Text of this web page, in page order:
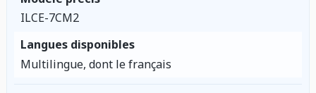
ILCE-7CM2
Langues disponibles
Multilingue, dont le français